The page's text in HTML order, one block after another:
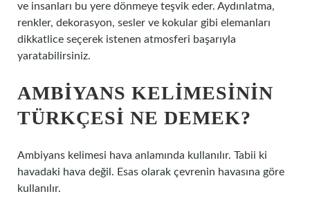
ve insanları bu yere dönmeye teşvik eder. Aydınlatma,
renkler, dekorasyon, sesler ve kokular gibi elemanları
dikkatlice seçerek istenen atmosferi başarıyla
yaratabilirsiniz.
AMBIYANS KELIMESININ
TÜRKÇESI NE DEMEK?
Ambiyans kelimesi hava anlamında kullanılır. Tabii ki
havadaki hava değil. Esas olarak çevrenin havasına göre
kullanılır.